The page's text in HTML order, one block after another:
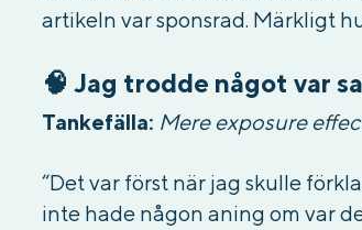
artikeln var sponsrad. Märkligt
🧠 Jag trodde något var
Tankefälla: Mere exposure
“Det var först när jag skulle
inte hade någon aning om var